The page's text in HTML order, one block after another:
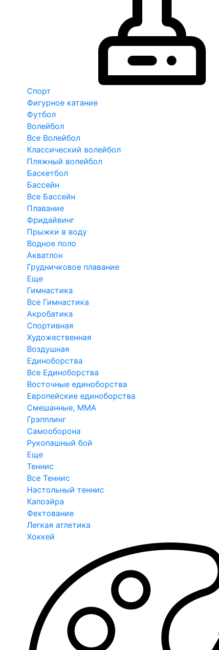
Спорт
Фигурное катание
Футбол
Волейбол
Все Волейбол
Классический волейбол
Пляжный волейбол
Баскетбол
Бассейн
Все Бассейн
Плавание
Фридайвинг
Прыжки в воду
Водное поло
Акватлон
Грудничковое плавание
Еще
Гимнастика
Все Гимнастика
Акробатика
Спортивная
Художественная
Воздушная
Единоборства
Все Единоборства
Восточные единоборства
Европейские единоборства
Смешанные, ММА
Грэпплинг
Самооборона
Рукопашный бой
Еще
Теннис
Все Теннис
Настольный теннис
Капоэйра
Фехтование
Легкая атлетика
Хоккей